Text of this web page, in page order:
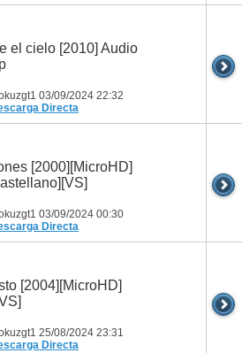
el cielo [2010] Audio
03/09/2024 22:32
Directa
[2000][MicroHD]
03/09/2024 00:30
Directa
[2004][MicroHD]
25/08/2024 23:31
Directa